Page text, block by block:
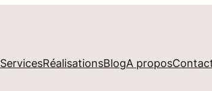
ServicesRéalisationsBlogA propos